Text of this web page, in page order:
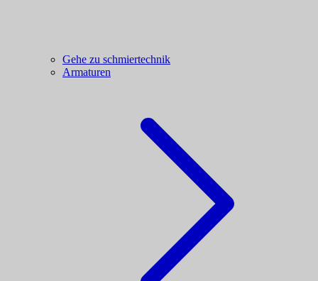
Gehe zu schmiertechnik
Armaturen